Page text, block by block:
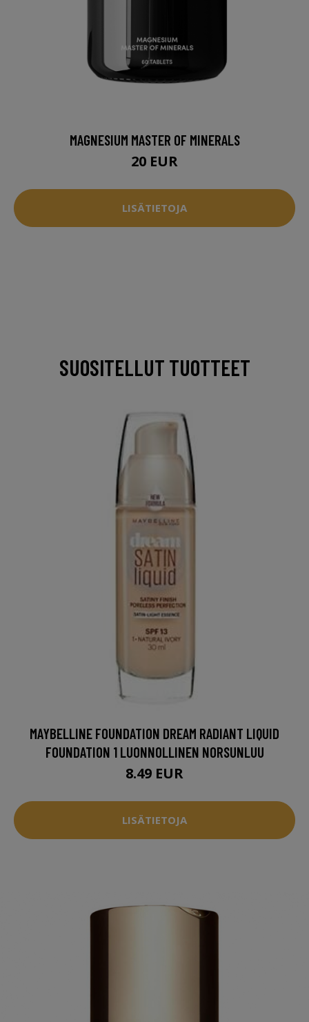
MAGNESIUM MASTER OF MINERALS
20 EUR
LISÄTIETOJA
SUOSITELLUT TUOTTEET
MAYBELLINE FOUNDATION DREAM RADIANT LIQUID
FOUNDATION 1 LUONNOLLINEN NORSUNLUU
8.49 EUR
LISÄTIETOJA